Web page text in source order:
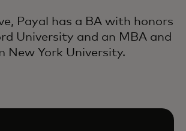
Payal has a BA with honors
University and an MBA and
New York University.